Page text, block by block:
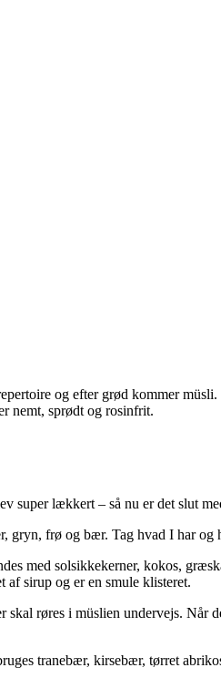
og efter grød kommer
nemt, sprødt og rosinfrit.
super lækkert – så nu er det slut
gryn, frø og bær. Tag hvad I har og
med solsikkekerner, kokos,
sirup og er en smule klisteret.
røres i müslien undervejs.
tranebær, kirsebær, tørret